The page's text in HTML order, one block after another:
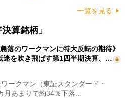
一覧を見る
算銘柄」
急落のワークマンに特大反転の期待》
迷を吹き飛ばす第1四半期決算、…
ークマン（東証スタンダード・
月あまりで約34％下落…